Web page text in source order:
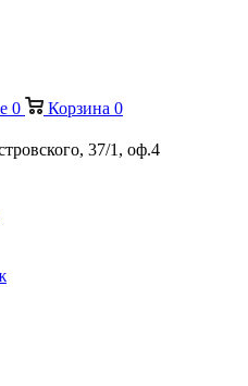
0 Корзина 0
37/1, оф.4